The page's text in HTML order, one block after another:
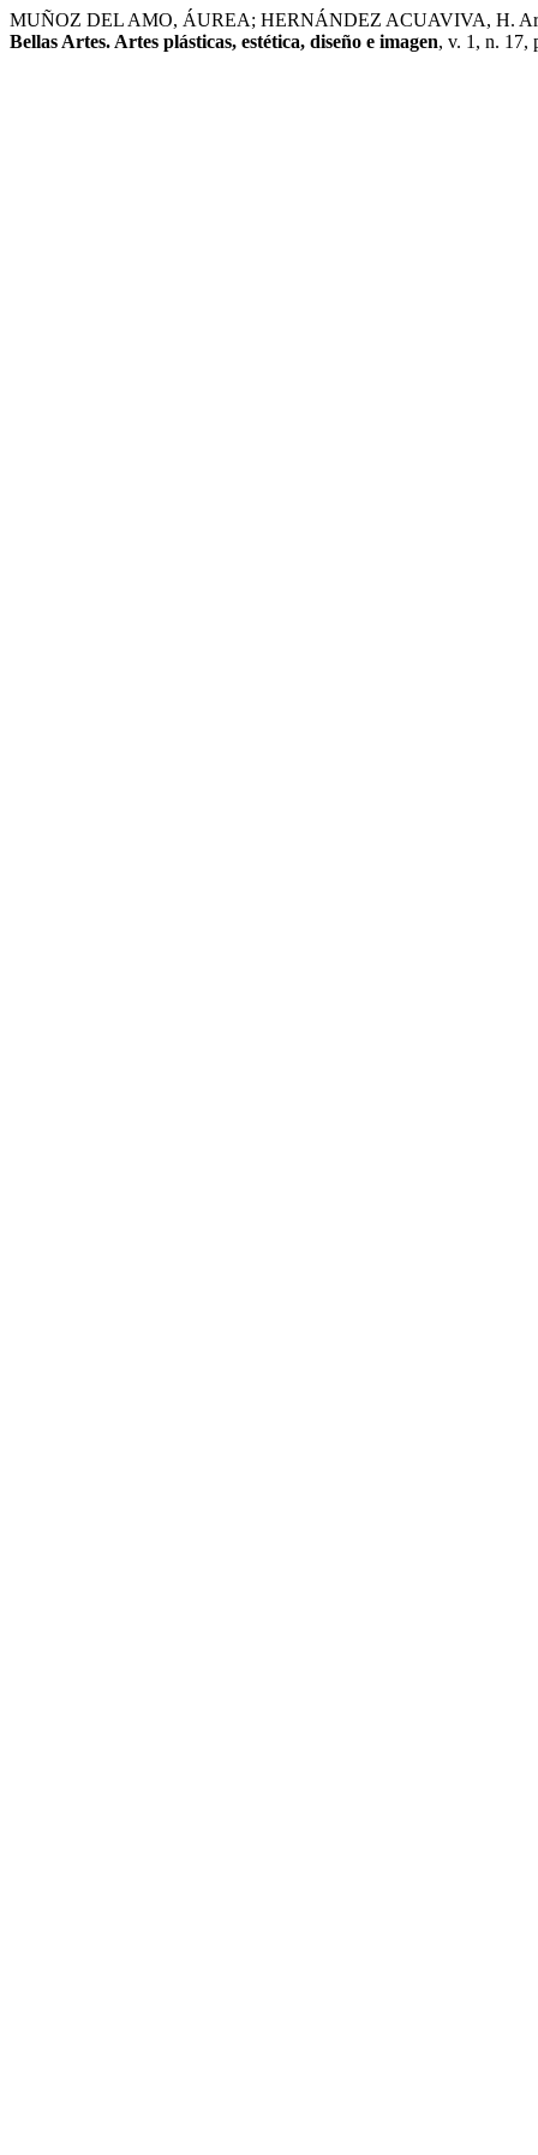
MUÑOZ DEL AMO, ÁUREA; HERNÁNDEZ ACUAVIVA, H. Arte
Bellas Artes. Artes plásticas, estética, diseño e imagen, v. 1, n. 17,